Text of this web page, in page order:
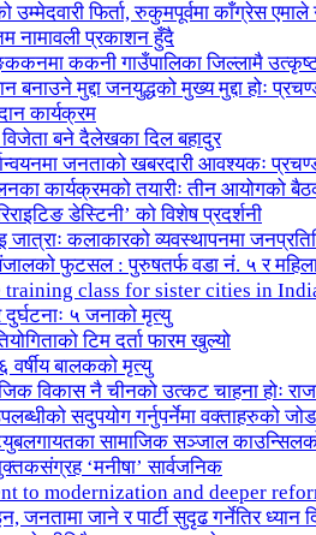
उम्मेदवारी फिर्ता, रुकुमपूर्वमा काँग्रेस
नामावली प्रकाशन हुँदै
ककनी गाउँपालिका जिल्लामै
बनाउने मुद्दा जनयुद्धको मुख्य मुद्दा होः
कार्यक्रम
बने दैलेखका दिल बहादुर
जनताको खबरदारी आवश्यकः
कार्यक्रमको तयारीः तीन आयोगको
डेस्टिनी’ को विशेष प्रदर्शनी
जात्राः कलाकारको व्यवस्थापनमा
फुटसल : पुरुषतर्फ वडा नं. ५ र
class for sister cities in
५ जनाको मृत्यु
टिम दर्ता फारम खुल्यो
वर्षीय बालकको मृत्यु
विकास नै चीनको उत्कट चाहना होः
सदुपयोग गर्नुपर्नेमा वक्ताहरुको जोड
सामाजिक सञ्जाल काउन्सिलको
‘मनीषा’ सार्वजनिक
to modernization and deeper
जनतामा जाने र पार्टी सुदृढ गर्नेतिर ध्यान